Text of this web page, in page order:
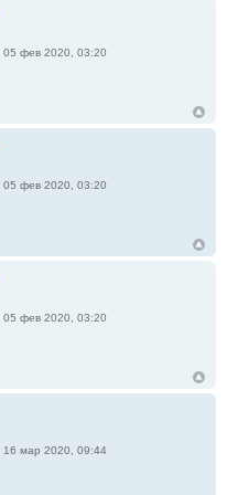
05 фев 2020, 03:20
05 фев 2020, 03:20
05 фев 2020, 03:20
16 мар 2020, 09:44